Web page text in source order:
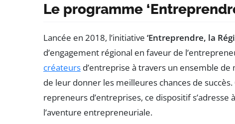
Le programme
Lancée en 2018, l’initiative ‘Entreprendre, la
d’engagement régional en faveur de
créateurs d’entreprise à travers un ensemble
de leur donner les meilleures chances de succès.
repreneurs d’entreprises, ce dispositif
l’aventure entrepreneuriale.